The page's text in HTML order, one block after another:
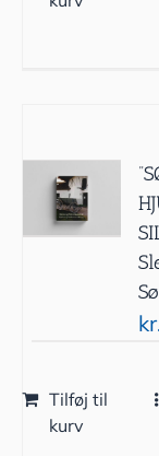
Tilføj til
kurv